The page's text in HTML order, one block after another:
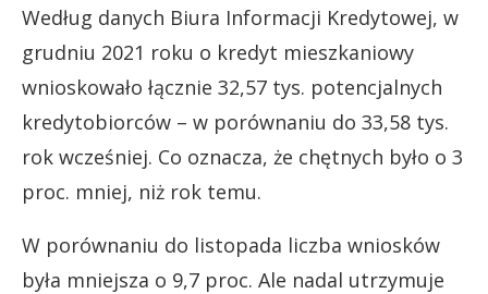
Według danych Biura Informacji Kredytowej, w
grudniu 2021 roku o kredyt mieszkaniowy
wnioskowało łącznie 32,57 tys. potencjalnych
kredytobiorców – w porównaniu do 33,58 tys.
rok wcześniej. Co oznacza, że chętnych było o 3
proc. mniej, niż rok temu.
W porównaniu do listopada liczba wniosków
była mniejsza o 9,7 proc. Ale nadal utrzymuje